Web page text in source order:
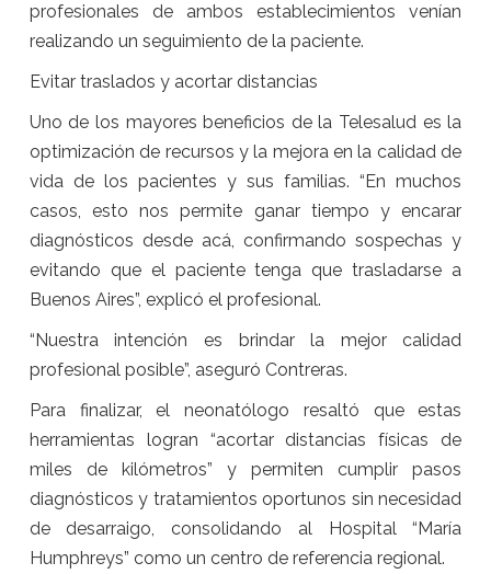
profesionales de ambos establecimientos venían
realizando un seguimiento de la paciente.
Evitar traslados y acortar distancias
Uno de los mayores beneficios de la Telesalud es la
optimización de recursos y la mejora en la calidad de
vida de los pacientes y sus familias. “En muchos
casos, esto nos permite ganar tiempo y encarar
diagnósticos desde acá, confirmando sospechas y
evitando que el paciente tenga que trasladarse a
Buenos Aires”, explicó el profesional.
“Nuestra intención es brindar la mejor calidad
profesional posible”, aseguró Contreras.
Para finalizar, el neonatólogo resaltó que estas
herramientas logran “acortar distancias físicas de
miles de kilómetros” y permiten cumplir pasos
diagnósticos y tratamientos oportunos sin necesidad
de desarraigo, consolidando al Hospital “María
Humphreys” como un centro de referencia regional.